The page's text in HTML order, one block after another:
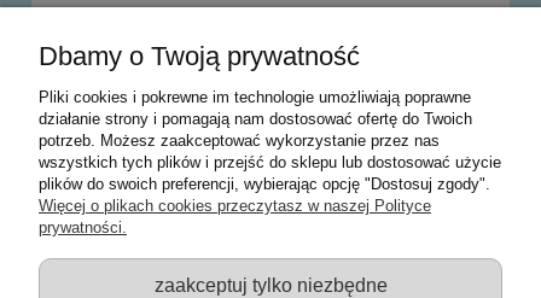
powiadom o dostępności
Warunki zakupów
Moje konto
Informacje o sklepie
Dbamy o Twoją prywatność
Pliki cookies i pokrewne im technologie umożliwiają poprawne
działanie strony i pomagają nam dostosować ofertę do Twoich
potrzeb. Możesz zaakceptować wykorzystanie przez nas
wszystkich tych plików i przejść do sklepu lub dostosować użycie
plików do swoich preferencji, wybierając opcję "Dostosuj zgody".
Więcej o plikach cookies przeczytasz w naszej Polityce
prywatności.
zaakceptuj tylko niezbędne